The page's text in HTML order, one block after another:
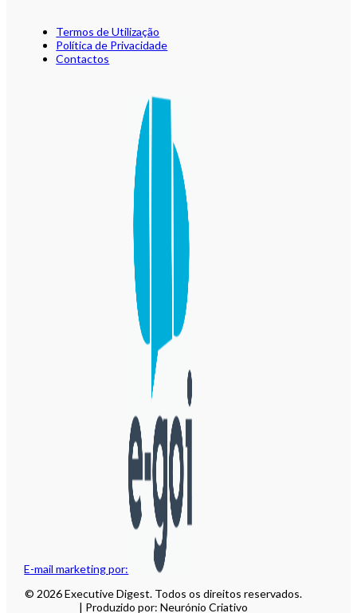
E-mail marketing por:
Termos de Utilização
Política de Privacidade
Contactos
© 2026 Executive Digest. Todos os direitos reservados.
| Produzido por: Neurónio Criativo